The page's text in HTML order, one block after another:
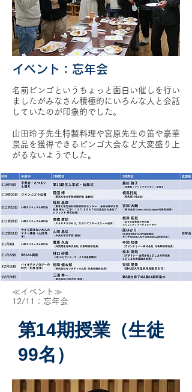
イベント：忘年会
名前ビンゴというちょっと面白い催しを行い
ましたがみなさん積極的にいろんな人と会話
していたのが印象的でした。
山田玲子先生特製料理や宮原先生の笛や豪華
景品を獲得できるビンゴ大会など大変盛り上
がるないようでした​。
≪イベント≫
12/11：忘年会
第14期授業（生徒
99名）